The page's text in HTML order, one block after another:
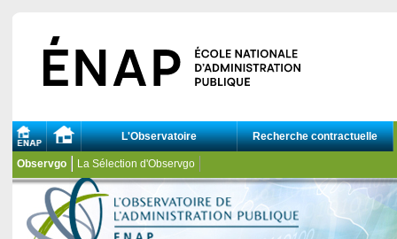
L'Observatoire Recherche contractuelle
Observgo La Sélection d'Observgo